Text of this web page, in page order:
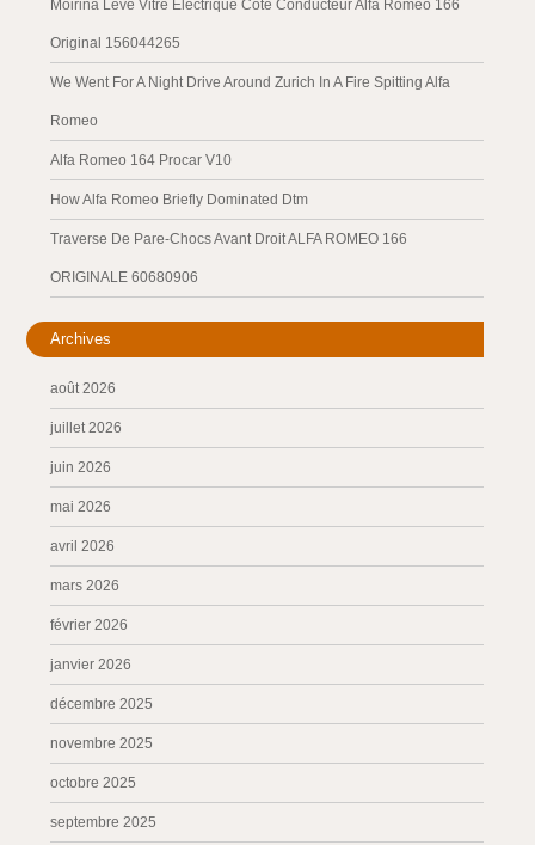
Moirina Leve Vitre Électrique Côté Conducteur Alfa Romeo 166
Original 156044265
We Went For A Night Drive Around Zurich In A Fire Spitting Alfa
Romeo
Alfa Romeo 164 Procar V10
How Alfa Romeo Briefly Dominated Dtm
Traverse De Pare-Chocs Avant Droit ALFA ROMEO 166
ORIGINALE 60680906
Archives
août 2026
juillet 2026
juin 2026
mai 2026
avril 2026
mars 2026
février 2026
janvier 2026
décembre 2025
novembre 2025
octobre 2025
septembre 2025